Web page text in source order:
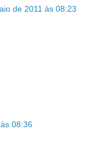
de 2011 às 08:23
08:36